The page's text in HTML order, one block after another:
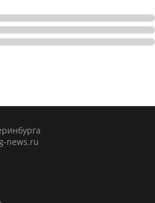
news.ru